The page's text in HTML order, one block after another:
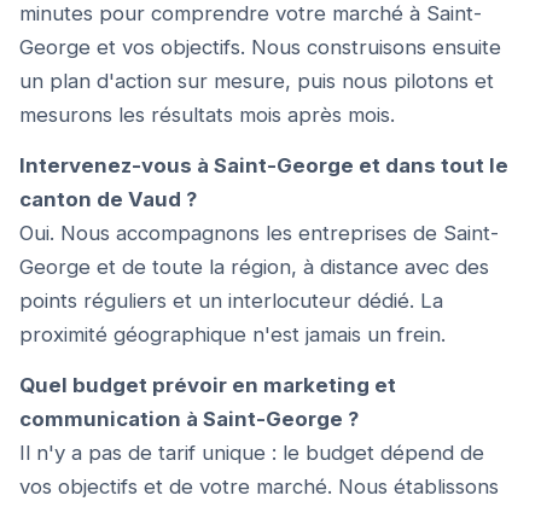
minutes pour comprendre votre marché à Saint-
George et vos objectifs. Nous construisons ensuite
un plan d'action sur mesure, puis nous pilotons et
mesurons les résultats mois après mois.
Intervenez-vous à Saint-George et dans tout le
canton de Vaud ?
Oui. Nous accompagnons les entreprises de Saint-
George et de toute la région, à distance avec des
points réguliers et un interlocuteur dédié. La
proximité géographique n'est jamais un frein.
Quel budget prévoir en marketing et
communication à Saint-George ?
Il n'y a pas de tarif unique : le budget dépend de
vos objectifs et de votre marché. Nous établissons